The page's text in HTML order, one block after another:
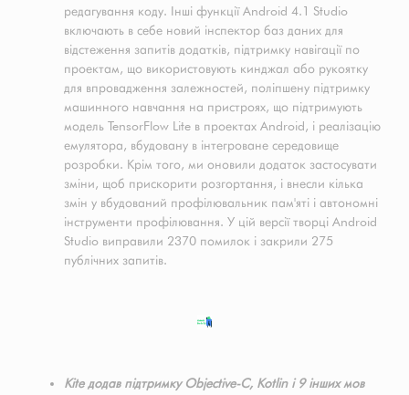
редагування коду. Інші функції Android 4.1 Studio
включають в себе новий інспектор баз даних для
відстеження запитів додатків, підтримку навігації по
проектам, що використовують кинджал або рукоятку
для впровадження залежностей, поліпшену підтримку
машинного навчання на пристроях, що підтримують
модель TensorFlow Lite в проектах Android, і реалізацію
емулятора, вбудовану в інтегроване середовище
розробки. Крім того, ми оновили додаток застосувати
зміни, щоб прискорити розгортання, і внесли кілька
змін у вбудований профілювальник пам'яті і автономні
інструменти профілювання. У цій версії творці Android
Studio виправили 2370 помилок і закрили 275
публічних запитів.
Kite додав підтримку Objective-C, Kotlin і 9 інших мов